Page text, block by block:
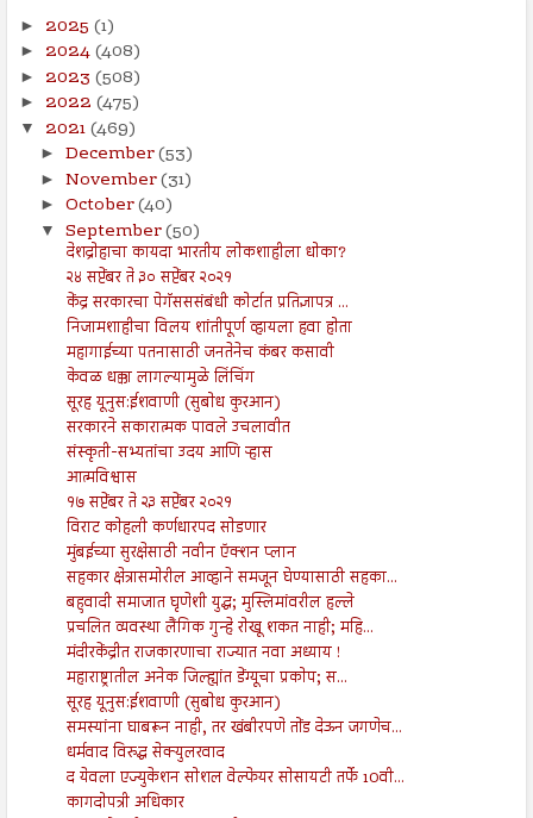
► 2025 (1)
► 2024(408)
► 2023 (508)
► 2022 (475)
▼ 2021(469)
► December(53)
► November(31)
► October(40)
▼ September(50)
देशद्रोहाचा कायदा भारतीय लोकशाहीला धोका?
२४ सप्टेंबर ते ३० सप्टेंबर २०२१
केंद्र सरकारचा पेगॅसससंबंधी कोर्टात प्रतिज्ञापत्र ...
निजामशाहीचा विलय शांतीपूर्ण व्हायला हवा होता
महागाईच्या पतनासाठी जनतेनेच कंबर कसावी
केवळ धक्का लागल्यामुळे लिंचिंग
सूरह यूनुस:ईशवाणी (सुबोध कुरआन)
सरकारने सकारात्मक पावले उचलावीत
संस्कृती-सभ्यतांचा उदय आणि ऱ्हास
आत्मविश्वास
१७ सप्टेंबर ते २३ सप्टेंबर २०२१
विराट कोहली कर्णधारपद सोडणार
मुंबईच्या सुरक्षेसाठी नवीन ऍक्शन प्लान
सहकार क्षेत्रासमोरील आव्हाने समजून घेण्यासाठी सहका...
बहुवादी समाजात घृणेशी युद्ध; मुस्लिमांवरील हल्ले
प्रचलित व्यवस्था लैंगिक गुन्हे रोखू शकत नाही; महि...
मंदीरकेंद्रीत राजकारणाचा राज्यात नवा अध्याय !
महाराष्ट्रातील अनेक जिल्ह्यांत डेंग्यूचा प्रकोप; स...
सूरह यूनुस:ईशवाणी (सुबोध कुरआन)
समस्यांना घाबरून नाही, तर खंबीरपणे तोंड देऊन जगणेच...
धर्मवाद विरुद्ध सेक्युलरवाद
द येवला एज्युकेशन सोशल वेल्फेयर सोसायटी तर्फे 10वी...
कागदोपत्री अधिकार